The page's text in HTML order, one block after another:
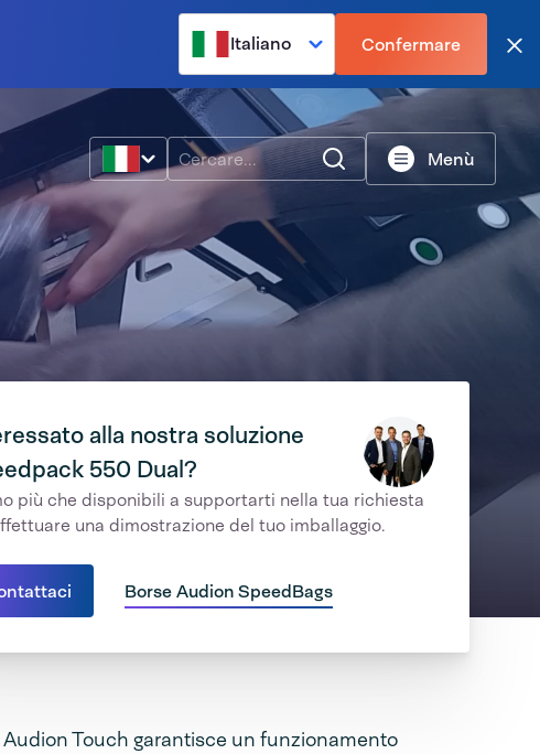
Italiano Confermare
Ricerca Menù
alla nostra soluzione
550 Dual?
più che disponibili a supportarti nella tua richiesta
una dimostrazione del tuo imballaggio.
Borse Audion SpeedBags
Touch garantisce un funzionamento